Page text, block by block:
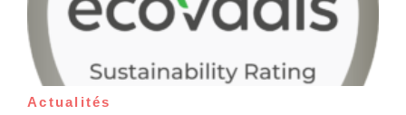
Actualités